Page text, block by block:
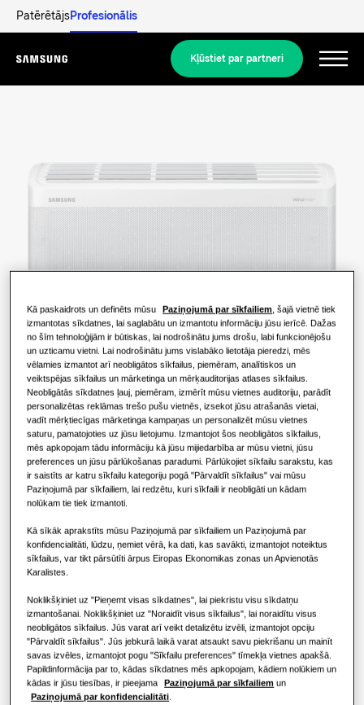
PatērētājsProfesionālis
Menu
Kļūstiet par partneri
Hero produkti
Mūsu risinājumi
RISINĀJUMI JŪSU MĀJOKLIM
Gaisa kondicionēšanas risinājumi
Siltumsūkņa risinājumi
RISINĀJUMI KOMERCIĀLAJĀM ĒKĀM
Gaisa kondicionēšanas risinājumi
Vadīklas
Atklājiet
Kas ir siltumsūknis un kā tas darbojas?
Siltumsūkņa priekšrocības
Kas ir gaisa kondicionētājs un kā tas
darbojas?
KOMERCIĀLIE RISINĀJUMI
Viesnīcām
Mazumtirdzniecības ēkām
Restorāniem
Birojam
Ilgtspējība
Profesionāļiem
Par Samsung
JAUDA: 1.7kW
Wall Mounted QMD
AE015HEADKGEU
Pieejamā ietilpība
1.7kW 2.2kW 3.2kW 4.0kW
1 fāze
Kā paskaidrots un definēts mūsu Paziņojumā par sīkfailiem, šajā vietnē tiek
izmantotas sīkdatnes, lai saglabātu un izmantotu informāciju jūsu ierīcē. Dažas
no šīm tehnoloģijām ir būtiskas, lai nodrošinātu jums drošu, labi funkcionējošu
un uzticamu vietni. Lai nodrošinātu jums vislabāko lietotāja pieredzi, mēs
vēlamies izmantot arī neobligātos sīkfailus, piemēram, analītiskos un
veiktspējas sīkfailus un mārketinga un mērķauditorijas atlases sīkfailus.
Neobligātās sīkdatnes ļauj, piemēram, izmērīt mūsu vietnes auditoriju, parādīt
personalizētas reklāmas trešo pušu vietnēs, izsekot jūsu atrašanās vietai,
vadīt mērķtiecīgas mārketinga kampaņas un personalizēt mūsu vietnes
saturu, pamatojoties uz jūsu lietojumu. Izmantojot šos neobligātos sīkfailus,
mēs apkopojam tādu informāciju kā jūsu mijiedarbība ar mūsu vietni, jūsu
preferences un jūsu pārlūkošanas paradumi. Pārlūkojiet sīkfailu sarakstu, kas
ir saistīts ar katru sīkfailu kategoriju pogā "Pārvaldīt sīkfailus" vai mūsu
Paziņojumā par sīkfailiem, lai redzētu, kuri sīkfaili ir neobligāti un kādam
nolūkam tie tiek izmantoti.
Kā sīkāk aprakstīts mūsu Paziņojumā par sīkfailiem un Paziņojumā par
konfidencialitāti, lūdzu, ņemiet vērā, ka dati, kas savākti, izmantojot noteiktus
sīkfailus, var tikt pārsūtīti ārpus Eiropas Ekonomikas zonas un Apvienotās
Karalistes.
Noklikšķiniet uz "Pieņemt visas sīkdatnes", lai piekristu visu sīkdatņu
izmantošanai. Noklikšķiniet uz "Noraidīt visus sīkfailus", lai noraidītu visus
neobligātos sīkfailus. Jūs varat arī veikt detalizētu izvēli, izmantojot opciju
"Pārvaldīt sīkfailus". Jūs jebkurā laikā varat atsaukt savu piekrišanu un mainīt
savas izvēles, izmantojot pogu "Sīkfailu preferences" tīmekļa vietnes apakšā.
Papildinformācija par to, kādas sīkdatnes mēs apkopojam, kādiem nolūkiem un
kādas ir jūsu tiesības, ir pieejama
Paziņojumā par sīkfailiem un
Paziņojumā par konfidencialitāti.